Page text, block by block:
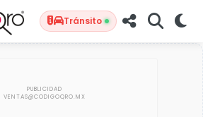
Tránsito